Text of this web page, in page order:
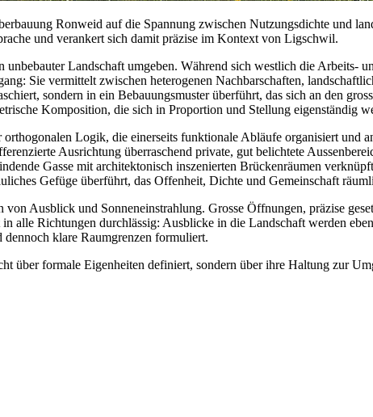
Ronweid auf die Spannung zwischen Nutzungsdichte und
und verankert sich damit präzise im Kontext von Ligschwil.
Landschaft umgeben. Während sich westlich die Arbeits-
Sie vermittelt zwischen heterogenen Nachbarschaften,
sondern in ein Bebauungsmuster überführt, das sich an den
Komposition, die sich in Proportion und Stellung eigenständig
Logik, die einerseits funktionale Abläufe organisiert und
Ausrichtung überraschend private, gut belichtete
Gasse mit architektonisch inszenierten Brückenräumen
Gefüge überführt, das Offenheit, Dichte und Gemeinschaft
Ausblick und Sonneneinstrahlung. Grosse Öffnungen, präzise
alle Richtungen durchlässig: Ausblicke in die Landschaft werden
klare Raumgrenzen formuliert.
über formale Eigenheiten definiert, sondern über ihre Haltung zur